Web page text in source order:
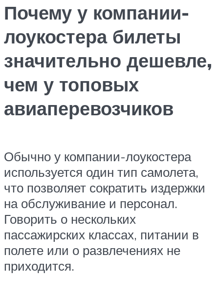
Почему у компании-
лоукостера билеты
значительно дешевле,
чем у топовых
авиаперевозчиков
Обычно у компании-лоукостера
используется один тип самолета,
что позволяет сократить издержки
на обслуживание и персонал.
Говорить о нескольких
пассажирских классах, питании в
полете или о развлечениях не
приходится.